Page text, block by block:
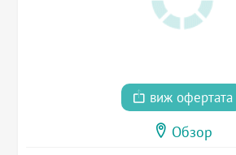
виж офертата
Обзор